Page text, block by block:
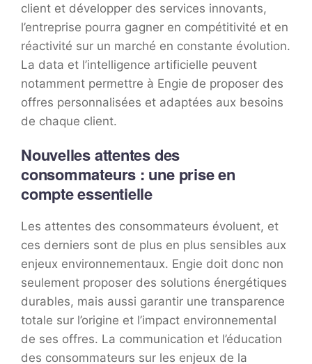
client et développer des services innovants,
l’entreprise pourra gagner en compétitivité et en
réactivité sur un marché en constante évolution.
La data et l’intelligence artificielle peuvent
notamment permettre à Engie de proposer des
offres personnalisées et adaptées aux besoins
de chaque client.
Nouvelles attentes des
consommateurs : une prise en
compte essentielle
Les attentes des consommateurs évoluent, et
ces derniers sont de plus en plus sensibles aux
enjeux environnementaux. Engie doit donc non
seulement proposer des solutions énergétiques
durables, mais aussi garantir une transparence
totale sur l’origine et l’impact environnemental
de ses offres. La communication et l’éducation
des consommateurs sur les enjeux de la